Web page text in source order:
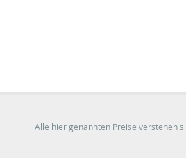
Alle hier genannten Preise verstehen